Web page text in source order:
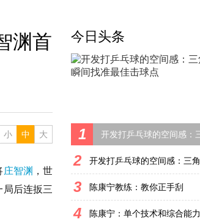
渊首
小 中 大
庄智渊 ，世
局后连扳三
今日头条
1
2
3 陈康宁教练：教你正手刮
4 陈康宁：单个技术和综合能力